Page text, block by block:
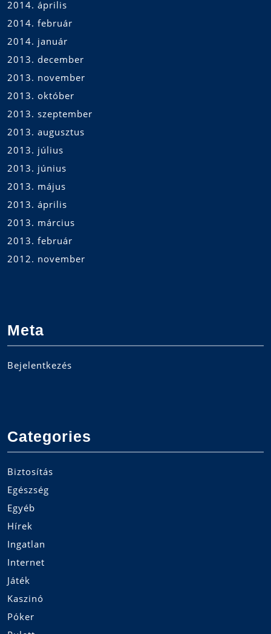
2014. április
2014. február
2014. január
2013. december
2013. november
2013. október
2013. szeptember
2013. augusztus
2013. július
2013. június
2013. május
2013. április
2013. március
2013. február
2012. november
Meta
Bejelentkezés
Categories
Biztosítás
Egészség
Egyéb
Hírek
Ingatlan
Internet
Játék
Kaszinó
Póker